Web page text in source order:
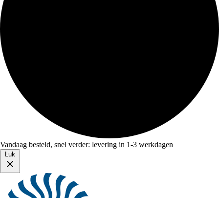
Vandaag besteld, snel verder: levering in 1-3 werkdagen
Luk